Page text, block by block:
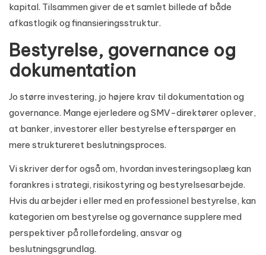
kapital. Tilsammen giver de et samlet billede af både
afkastlogik og finansieringsstruktur.
Bestyrelse, governance og
dokumentation
Jo større investering, jo højere krav til dokumentation og
governance. Mange ejerledere og SMV-direktører oplever,
at banker, investorer eller bestyrelse efterspørger en
mere struktureret beslutningsproces.
Vi skriver derfor også om, hvordan investeringsoplæg kan
forankres i strategi, risikostyring og bestyrelsesarbejde.
Hvis du arbejder i eller med en professionel bestyrelse, kan
kategorien om bestyrelse og governance supplere med
perspektiver på rollefordeling, ansvar og
beslutningsgrundlag.